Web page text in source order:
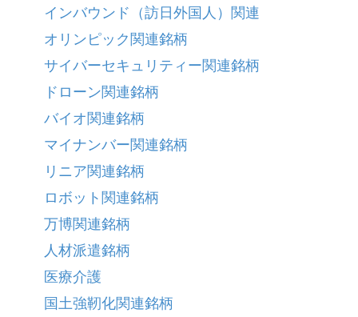
インバウンド（訪日外国人）関連
オリンピック関連銘柄
サイバーセキュリティー関連銘柄
ドローン関連銘柄
バイオ関連銘柄
マイナンバー関連銘柄
リニア関連銘柄
ロボット関連銘柄
万博関連銘柄
人材派遣銘柄
医療介護
国土強靭化関連銘柄